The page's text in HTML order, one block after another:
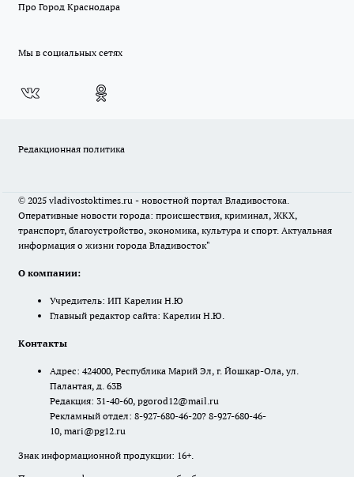
Про Город Краснодара
Мы в социальных сетях
Редакционная политика
© 2025 vladivostoktimes.ru - новостной портал Владивостока.
Оперативные новости города: происшествия, криминал, ЖКХ,
транспорт, благоустройство, экономика, культура и спорт. Актуальная
информация о жизни города Владивосток"
О компании:
Учредитель: ИП Карелин Н.Ю
Главный редактор сайта: Карелин Н.Ю.
Контакты
Адрес: 424000, Республика Марий Эл, г. Йошкар-Ола, ул.
Палантая, д. 63В
Редакция: 31-40-60, pgorod12@mail.ru
Рекламный отдел: 8-927-680-46-20? 8-927-680-46-
10, mari@pg12.ru
Знак информационной продукции: 16+.